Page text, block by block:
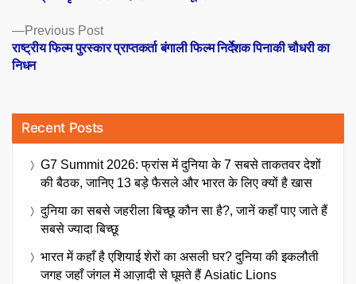
Previous PostPrevious
post:
राष्ट्रीय फिल्म पुरस्कार प्राप्तकर्ता बंगाली फिल्म निर्देशक पिनाकी चौधरी का
निधन
Recent Posts
G7 Summit 2026: फ्रांस में दुनिया के 7 सबसे ताकतवर देशों
की बैठक, जानिए 13 बड़े फैसले और भारत के लिए क्यों है खास
दुनिया का सबसे जहरीला बिच्छू कौन सा है?, जानें कहाँ पाए जाते हैं
सबसे ज्यादा बिच्छू
भारत में कहाँ है एशियाई शेरों का असली घर? दुनिया की इकलौती
जगह जहाँ जंगल में आज़ादी से घूमते हैं Asiatic Lions